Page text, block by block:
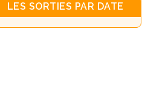
LES SORTIES PAR DATE